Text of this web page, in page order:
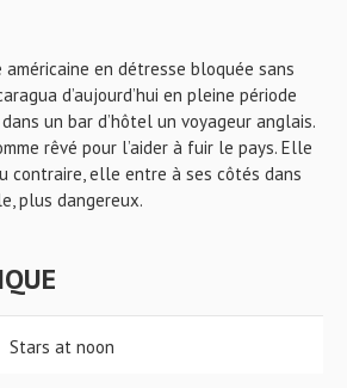
en détresse bloquée sans
d’aujourd’hui en pleine période
un bar d’hôtel un voyageur anglais.
rêvé pour l’aider à fuir le pays. Elle
contraire, elle entre à ses côtés dans
plus dangereux.
Stars at noon